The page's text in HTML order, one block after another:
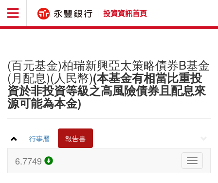
投資資訊首頁